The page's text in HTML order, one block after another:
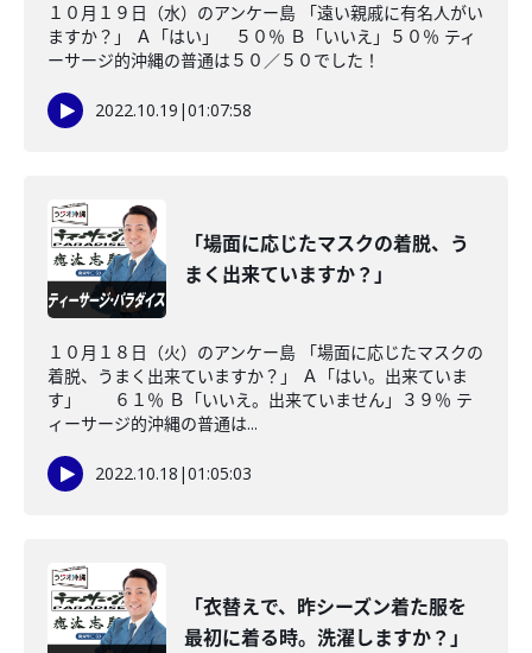
１０月１９日（水）のアンケー島 「遠い親戚に有名人がい
ますか？」 Ａ「はい」 ５０％ Ｂ「いいえ」５０％ ティ
ーサージ的沖縄の普通は５０／５０でした！
2022.10.19 |01:07:58
「場面に応じたマスクの着脱、う
まく出来ていますか？」
１０月１８日（火）のアンケー島 「場面に応じたマスクの
着脱、うまく出来ていますか？」 Ａ「はい。出来ていま
す」 ６１％ Ｂ「いいえ。出来ていません」３９％ テ
ィーサージ的沖縄の普通は...
2022.10.18 |01:05:03
「衣替えで、昨シーズン着た服を
最初に着る時。洗濯しますか？」